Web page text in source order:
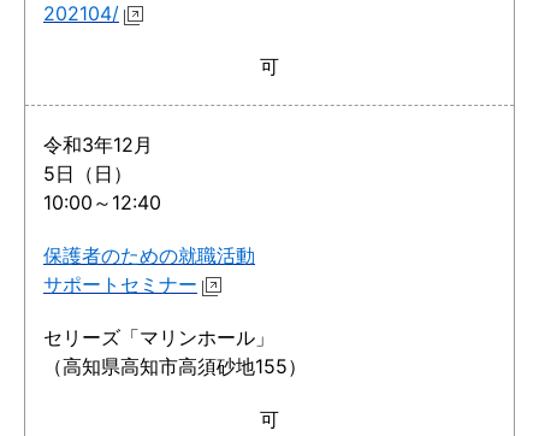
202104/
可
令和3年12月
5日（日）
10:00～12:40
保護者のための就職活動
サポートセミナー
セリーズ「マリンホール」
（高知県高知市高須砂地155）
可